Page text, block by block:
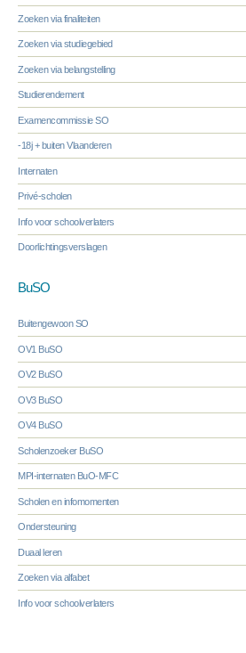
Zoeken via finaliteiten
Zoeken via studiegebied
Zoeken via belangstelling
Studierendement
Examencommissie SO
-18j + buiten Vlaanderen
Internaten
Privé-scholen
Info voor schoolverlaters
Doorlichtingsverslagen
BuSO
Buitengewoon SO
OV1 BuSO
OV2 BuSO
OV3 BuSO
OV4 BuSO
Scholenzoeker BuSO
MPI-internaten BuO-MFC
Scholen en infomomenten
Ondersteuning
Duaal leren
Zoeken via alfabet
Info voor schoolverlaters